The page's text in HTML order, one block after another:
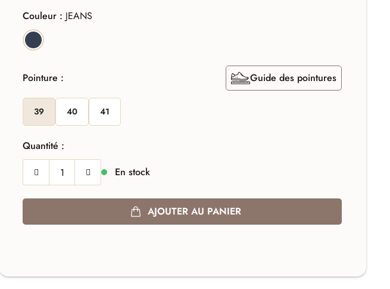
Couleur : JEANS
JEANS
Pointure : Guide des pointures
39 40 41
Quantité :
En stock
AJOUTER AU PANIER